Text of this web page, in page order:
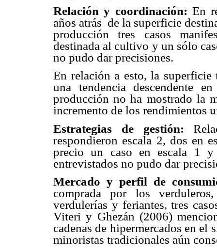
Relación y coordinación: En
años atrás de la superficie
producción tres casos
destinada al cultivo y un sólo
no pudo dar precisiones.
En relación a esto, la
una tendencia descendente
producción no ha mostrado la
incremento de los rendimientos
Estrategias de gestión:
respondieron escala 2, dos en
precio un caso en escala 1
entrevistados no pudo dar
Mercado y perfil de
comprada por los
verdulerías y feriantes, tres
Viteri y Ghezán (2006)
cadenas de hipermercados en el
minoristas tradicionales aún